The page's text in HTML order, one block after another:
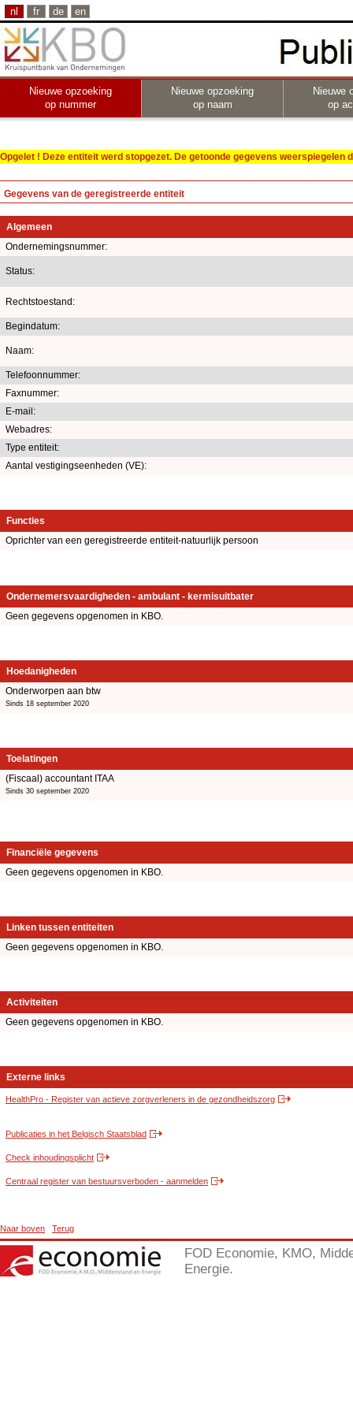
nl fr de en
Nieuwe opzoeking
op nummer
Nieuwe opzoeking
op naam
Nieuwe
op
Opgelet ! Deze entiteit werd stopgezet. De getoonde gegevens
Gegevens van de geregistreerde entiteit
Algemeen
Ondernemingsnummer:
Status:
Rechtstoestand:
Begindatum:
Naam:
Telefoonnummer:
Faxnummer:
E-mail:
Webadres:
Type entiteit:
Aantal vestigingseenheden (VE):
Functies
Oprichter van een geregistreerde entiteit-natuurlijk persoon
Ondernemersvaardigheden - ambulant - kermisuitbater
Geen gegevens opgenomen in KBO.
Hoedanigheden
Onderworpen aan btw
Sinds 18 september 2020
Toelatingen
(Fiscaal) accountant ITAA
Sinds 30 september 2020
Financiële gegevens
Geen gegevens opgenomen in KBO.
Linken tussen entiteiten
Geen gegevens opgenomen in KBO.
Activiteiten
Geen gegevens opgenomen in KBO.
Externe links
HealthPro - Register van actieve zorgverleners in de gezondheidszorg
Publicaties in het Belgisch Staatsblad
Check inhoudingsplicht
Centraal register van bestuursverboden - aanmelden
Naar boven Terug
FOD Economie, KMO,
Energie.